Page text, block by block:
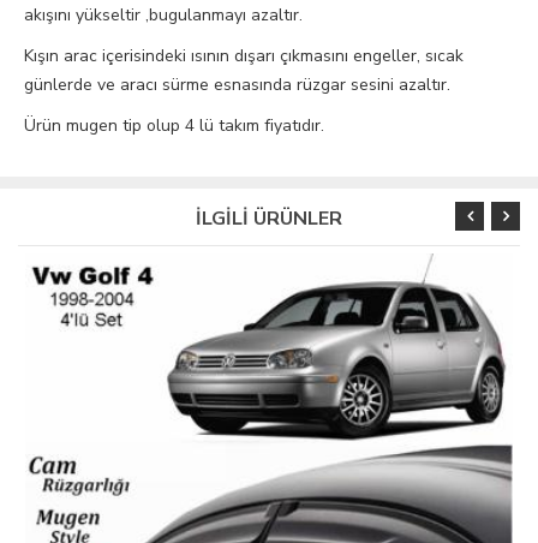
akışını yükseltir ,bugulanmayı azaltır.
Kışın arac içerisindeki ısının dışarı çıkmasını engeller, sıcak
günlerde ve aracı sürme esnasında rüzgar sesini azaltır.
Ürün mugen tip olup 4 lü takım fiyatıdır.
İLGİLİ ÜRÜNLER